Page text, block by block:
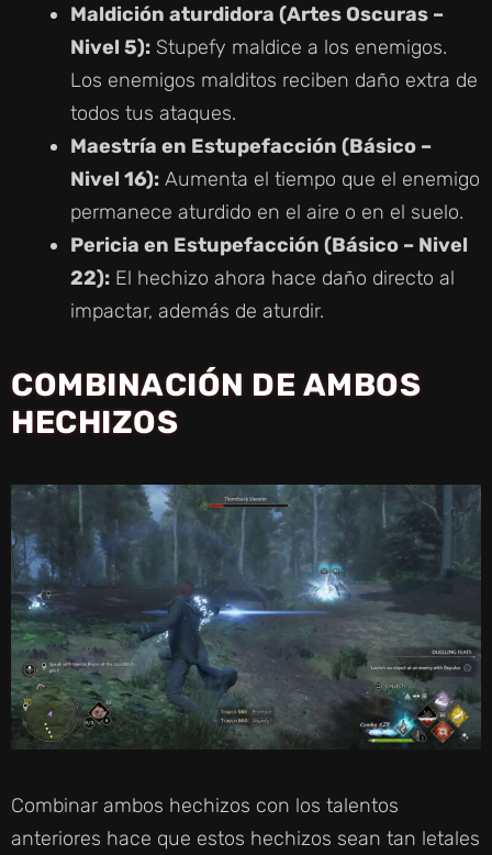
Maldición aturdidora (Artes Oscuras –
Nivel 5): Stupefy maldice a los enemigos.
Los enemigos malditos reciben daño extra de
todos tus ataques.
Maestría en Estupefacción (Básico –
Nivel 16): Aumenta el tiempo que el enemigo
permanece aturdido en el aire o en el suelo.
Pericia en Estupefacción (Básico – Nivel
22): El hechizo ahora hace daño directo al
impactar, además de aturdir.
COMBINACIÓN DE AMBOS
HECHIZOS
Combinar ambos hechizos con los talentos
anteriores hace que estos hechizos sean tan letales